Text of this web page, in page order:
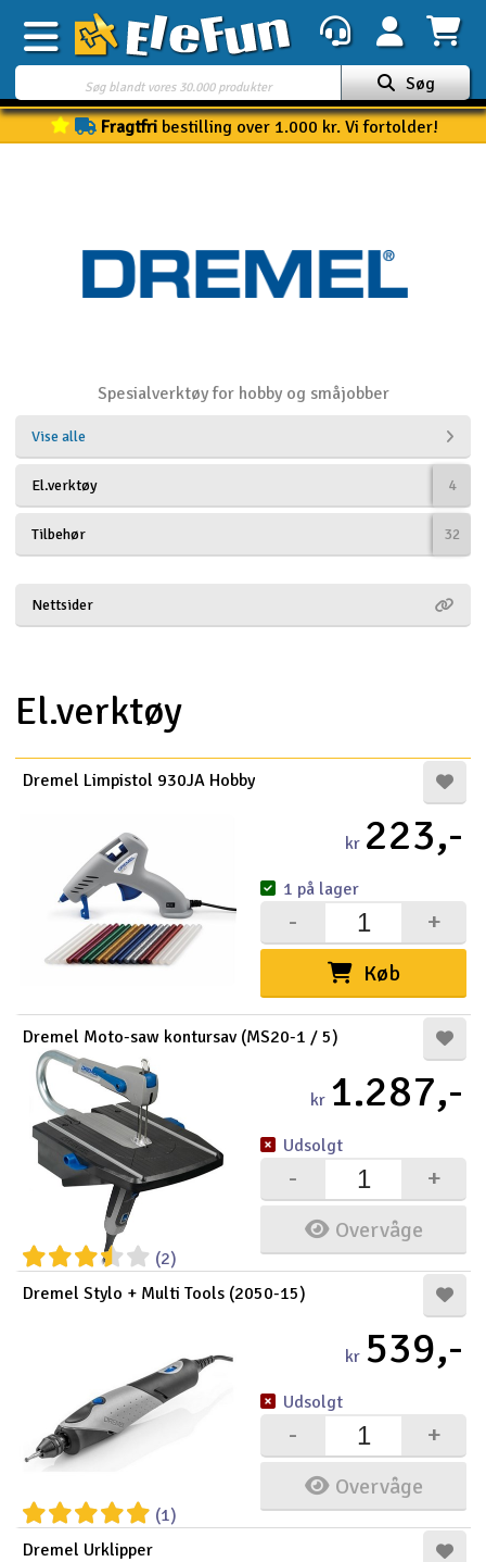
Ugens tilbud
Gavekort
Både
Droner
Fly
Helikopter
Modelbygg og byggesæt
Modeljernbane
Motor & tilbehør
Outlet
Radio udstyr
Raketter
Scooter & elkøretøj
Slot racing
Smarthjem, leg og hobby
Solenergi
Gavekort
Søg
Fragtfribestilling over 1.000 kr. Vi fortolder!
Spesialverktøy for hobby og småjobber
Vise alle
El.verktøy 4
Tilbehør 32
Nettsider
El.verktøy
Dremel Limpistol 930JA Hobby
kr 223,-
Køb
+
-
1 på lager
Dremel Moto-saw kontursav (MS20-1 / 5)
(2)
kr 1.287,-
Overvåge
+
-
Udsolgt
Dremel Stylo + Multi Tools (2050-15)
(1)
kr 539,-
Overvåge
+
-
Udsolgt
Dremel Urklipper